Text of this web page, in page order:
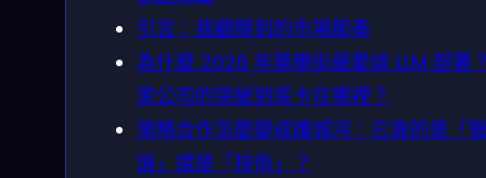
引言：我觀察到的市場節奏
為什麼 2026 年華爾街最愛談 LLM 部署
家公司的突破到底卡在哪裡？
策略合作怎麼變成護城河：它靠的是「
道」還是「技術」？